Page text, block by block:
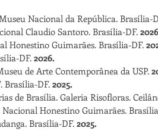
Nacional da República. Brasília-
Claudio Santoro. Brasília-DF.
Honestino Guimarães. Brasília-DF.
DF. 2026.
de Arte Contemporânea da USP.
Brasília-DF. 2025.
de Brasília. Galeria Risofloras.
Honestino Guimarães.
Brasília-DF.2025.